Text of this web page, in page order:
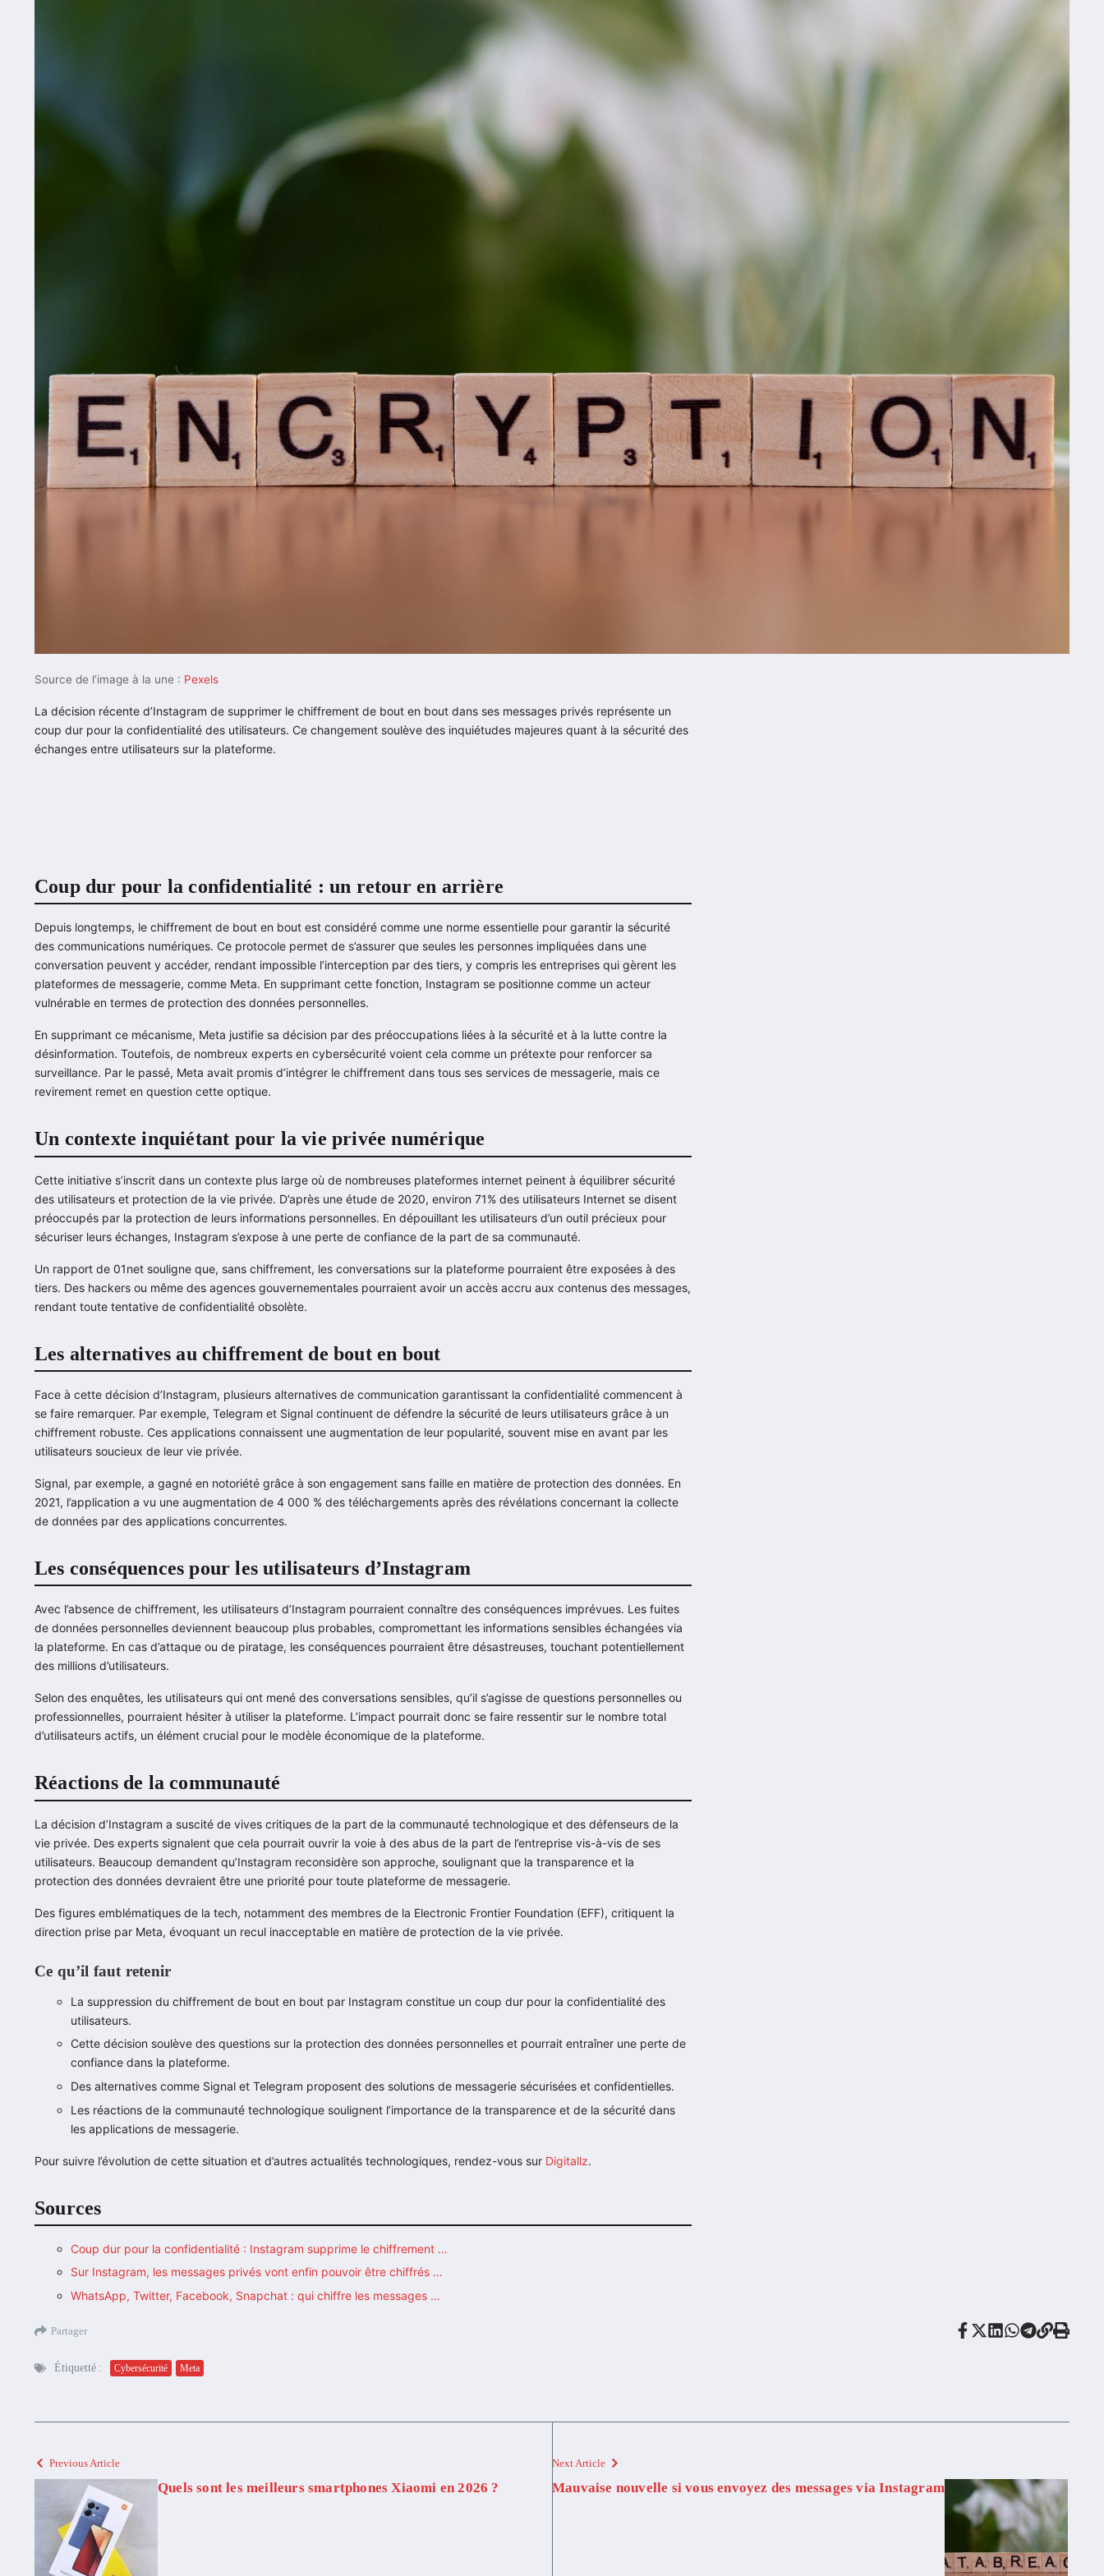
Source de l’image à la une : Pexels
La décision récente d’Instagram de supprimer le chiffrement de bout en bout dans ses messages privés représente un
coup dur pour la confidentialité des utilisateurs. Ce changement soulève des inquiétudes majeures quant à la sécurité des
échanges entre utilisateurs sur la plateforme.
Coup dur pour la confidentialité : un retour en arrière
Depuis longtemps, le chiffrement de bout en bout est considéré comme une norme essentielle pour garantir la sécurité
des communications numériques. Ce protocole permet de s’assurer que seules les personnes impliquées dans une
conversation peuvent y accéder, rendant impossible l’interception par des tiers, y compris les entreprises qui gèrent les
plateformes de messagerie, comme Meta. En supprimant cette fonction, Instagram se positionne comme un acteur
vulnérable en termes de protection des données personnelles.
En supprimant ce mécanisme, Meta justifie sa décision par des préoccupations liées à la sécurité et à la lutte contre la
désinformation. Toutefois, de nombreux experts en cybersécurité voient cela comme un prétexte pour renforcer sa
surveillance. Par le passé, Meta avait promis d’intégrer le chiffrement dans tous ses services de messagerie, mais ce
revirement remet en question cette optique.
Un contexte inquiétant pour la vie privée numérique
Cette initiative s’inscrit dans un contexte plus large où de nombreuses plateformes internet peinent à équilibrer sécurité
des utilisateurs et protection de la vie privée. D’après une étude de 2020, environ 71% des utilisateurs Internet se disent
préoccupés par la protection de leurs informations personnelles. En dépouillant les utilisateurs d’un outil précieux pour
sécuriser leurs échanges, Instagram s’expose à une perte de confiance de la part de sa communauté.
Un rapport de 01net souligne que, sans chiffrement, les conversations sur la plateforme pourraient être exposées à des
tiers. Des hackers ou même des agences gouvernementales pourraient avoir un accès accru aux contenus des messages,
rendant toute tentative de confidentialité obsolète.
Les alternatives au chiffrement de bout en bout
Face à cette décision d’Instagram, plusieurs alternatives de communication garantissant la confidentialité commencent à
se faire remarquer. Par exemple, Telegram et Signal continuent de défendre la sécurité de leurs utilisateurs grâce à un
chiffrement robuste. Ces applications connaissent une augmentation de leur popularité, souvent mise en avant par les
utilisateurs soucieux de leur vie privée.
Signal, par exemple, a gagné en notoriété grâce à son engagement sans faille en matière de protection des données. En
2021, l’application a vu une augmentation de 4 000 % des téléchargements après des révélations concernant la collecte
de données par des applications concurrentes.
Les conséquences pour les utilisateurs d’Instagram
Avec l’absence de chiffrement, les utilisateurs d’Instagram pourraient connaître des conséquences imprévues. Les fuites
de données personnelles deviennent beaucoup plus probables, compromettant les informations sensibles échangées via
la plateforme. En cas d’attaque ou de piratage, les conséquences pourraient être désastreuses, touchant potentiellement
des millions d’utilisateurs.
Selon des enquêtes, les utilisateurs qui ont mené des conversations sensibles, qu’il s’agisse de questions personnelles ou
professionnelles, pourraient hésiter à utiliser la plateforme. L’impact pourrait donc se faire ressentir sur le nombre total
d’utilisateurs actifs, un élément crucial pour le modèle économique de la plateforme.
Réactions de la communauté
La décision d’Instagram a suscité de vives critiques de la part de la communauté technologique et des défenseurs de la
vie privée. Des experts signalent que cela pourrait ouvrir la voie à des abus de la part de l’entreprise vis-à-vis de ses
utilisateurs. Beaucoup demandent qu’Instagram reconsidère son approche, soulignant que la transparence et la
protection des données devraient être une priorité pour toute plateforme de messagerie.
Des figures emblématiques de la tech, notamment des membres de la Electronic Frontier Foundation (EFF), critiquent la
direction prise par Meta, évoquant un recul inacceptable en matière de protection de la vie privée.
Ce qu’il faut retenir
La suppression du chiffrement de bout en bout par Instagram constitue un coup dur pour la confidentialité des
utilisateurs.
Cette décision soulève des questions sur la protection des données personnelles et pourrait entraîner une perte de
confiance dans la plateforme.
Des alternatives comme Signal et Telegram proposent des solutions de messagerie sécurisées et confidentielles.
Les réactions de la communauté technologique soulignent l’importance de la transparence et de la sécurité dans
les applications de messagerie.
Pour suivre l’évolution de cette situation et d’autres actualités technologiques, rendez-vous sur Digitallz.
Sources
Coup dur pour la confidentialité : Instagram supprime le chiffrement …
Sur Instagram, les messages privés vont enfin pouvoir être chiffrés …
WhatsApp, Twitter, Facebook, Snapchat : qui chiffre les messages …
Partager
Étiquetté : Cybersécurité Meta
Previous Article
Quels sont les meilleurs smartphones Xiaomi en 2026 ?
Next Article
Mauvaise nouvelle si vous envoyez des messages via Instagram